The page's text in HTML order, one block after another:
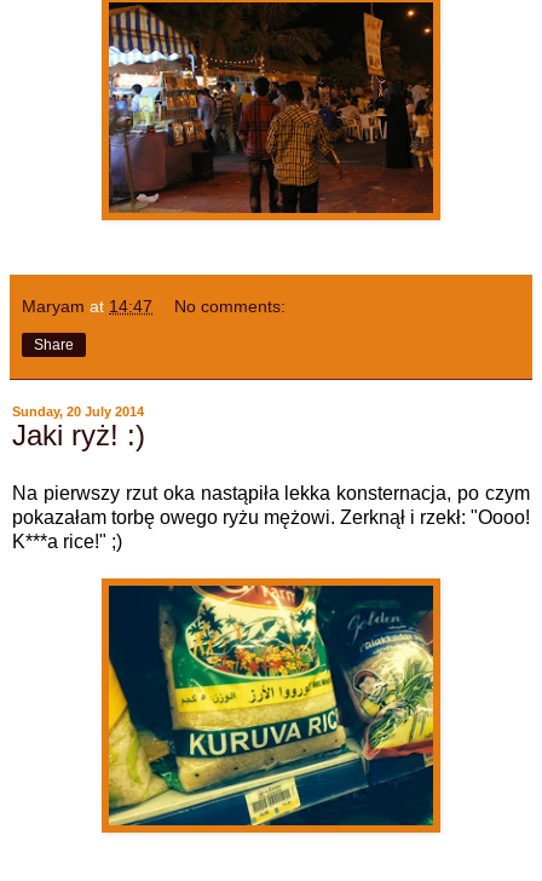
Maryam at 14:47 No comments:
Share
Sunday, 20 July 2014
Jaki ryż! :)
Na pierwszy rzut oka nastąpiła lekka konsternacja, po czym
pokazałam torbę owego ryżu mężowi. Zerknął i rzekł: "Oooo!
K***a rice!" ;)